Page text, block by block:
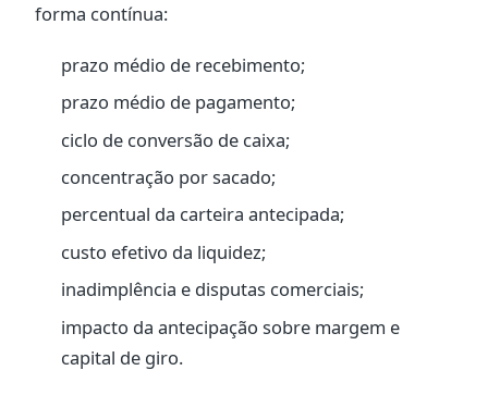
forma contínua:
prazo médio de recebimento;
prazo médio de pagamento;
ciclo de conversão de caixa;
concentração por sacado;
percentual da carteira antecipada;
custo efetivo da liquidez;
inadimplência e disputas comerciais;
impacto da antecipação sobre margem e
capital de giro.